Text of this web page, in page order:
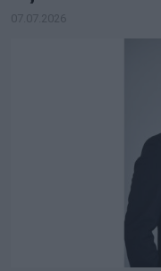
Cybersecurity
07.07.2026